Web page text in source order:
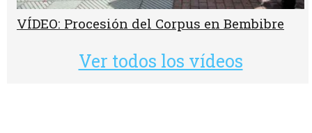
VÍDEO: Procesión del Corpus en Bembibre
Ver todos los vídeos